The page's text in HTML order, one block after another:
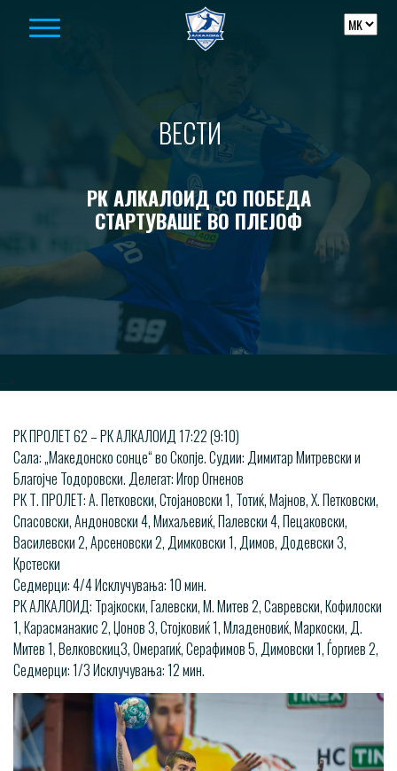
ВЕСТИ
РК АЛКАЛОИД СО ПОБЕДА
СТАРТУВАШЕ ВО ПЛЕЈОФ
-->
РК ПРОЛЕТ 62 – РК АЛКАЛОИД 17:22 (9:10)
Сала: „Македонско сонце“ во Скопје. Судии: Димитар Митревски и
Благојче Тодоровски. Делегат: Игор Огненов
РК Т. ПРОЛЕТ: А. Петковски, Стојановски 1, Тотиќ, Мајнов, Х. Петковски,
Спасовски, Андоновски 4, Михаљевиќ, Палевски 4, Пецаковски,
Василевски 2, Арсеновски 2, Димковски 1, Димов, Додевски 3,
Крстески
Седмерци: 4/4 Исклучувања: 10 мин.
РК АЛКАЛОИД: Трајкоски, Галевски, М. Митев 2, Савревски, Кофилоски
1, Карасманакис 2, Џонов 3, Стојковиќ 1, Младеновиќ, Маркоски, Д.
Митев 1, Велковскиц3, Омерагиќ, Серафимов 5, Димовски 1, Ѓоргиев 2,
Седмерци: 1/3 Исклучувања: 12 мин.